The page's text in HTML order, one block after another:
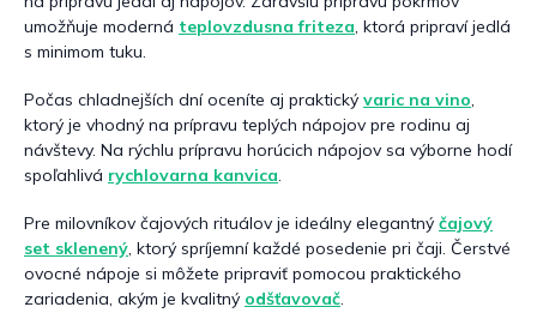
umožňuje moderná teplovzdusna friteza, ktorá pripraví jedlá
s minimom tuku.
Počas chladnejších dní oceníte aj praktický varic na vino,
ktorý je vhodný na prípravu teplých nápojov pre rodinu aj
návštevy. Na rýchlu prípravu horúcich nápojov sa výborne hodí
spoľahlivá rychlovarna kanvica.
Pre milovníkov čajových rituálov je ideálny elegantný čajový
set sklenený, ktorý spríjemní každé posedenie pri čaji. Čerstvé
ovocné nápoje si môžete pripraviť pomocou praktického
zariadenia, akým je kvalitný odšťavovač.